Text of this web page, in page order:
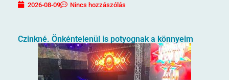
2026-08-09 Nincs hozzászólás
Czinkné. Önkéntelenül is potyognak a könnyeim